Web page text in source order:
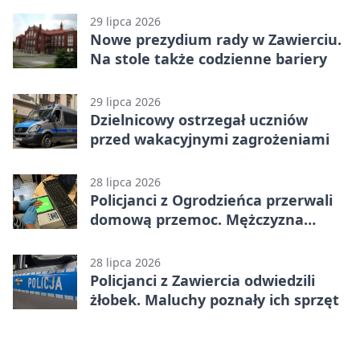
29 lipca 2026
Nowe prezydium rady w Zawierciu.
Na stole także codzienne bariery
29 lipca 2026
Dzielnicowy ostrzegał uczniów
przed wakacyjnymi zagrożeniami
28 lipca 2026
Policjanci z Ogrodzieńca przerwali
domową przemoc. Mężczyzna
28 lipca 2026
Policjanci z Zawiercia odwiedzili
żłobek. Maluchy poznały ich sprzęt